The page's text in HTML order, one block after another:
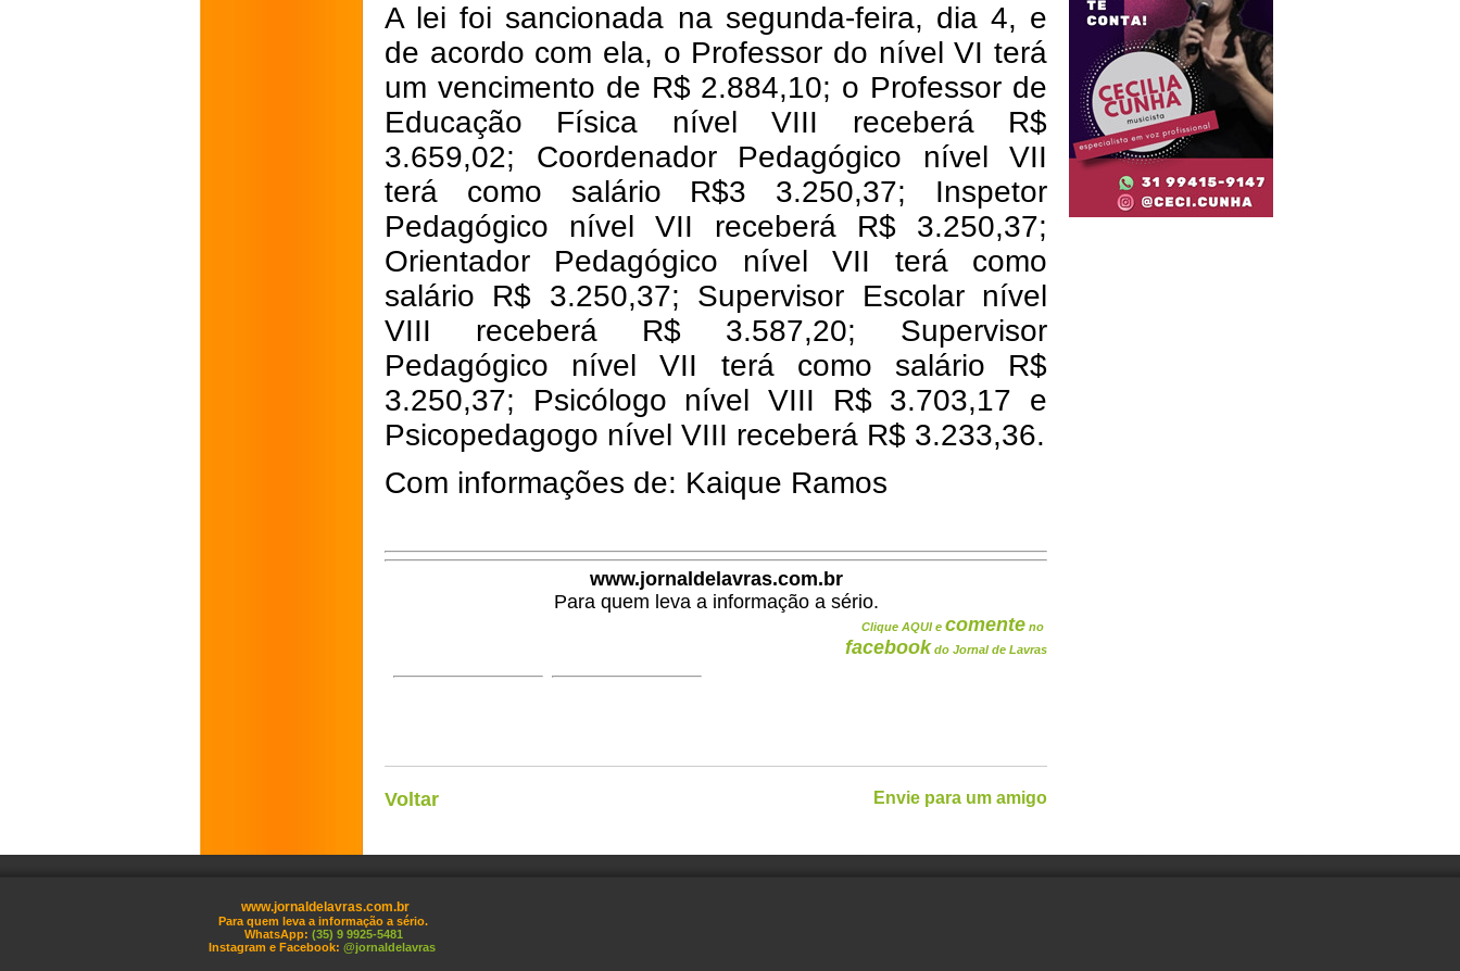
A lei foi sancionada na segunda-feira, dia 4, e
de acordo com ela, o Professor do nível VI terá
um vencimento de R$ 2.884,10; o Professor de
Educação Física nível VIII receberá R$
3.659,02; Coordenador Pedagógico nível VII
terá como salário R$3 3.250,37; Inspetor
Pedagógico nível VII receberá R$ 3.250,37;
Orientador Pedagógico nível VII terá como
salário R$ 3.250,37; Supervisor Escolar nível
VIII receberá R$ 3.587,20; Supervisor
Pedagógico nível VII terá como salário R$
3.250,37; Psicólogo nível VIII R$ 3.703,17 e
Psicopedagogo nível VIII receberá R$ 3.233,36.
Com informações de: Kaique Ramos
www.jornaldelavras.com.br
Para quem leva a informação a sério.
Clique AQUI e comente no
facebook do Jornal de Lavras
Voltar Envie para um amigo
www.jornaldelavras.com.br
Para quem leva a informação a sério.
WhatsApp: (35) 9 9925-5481
Instagram e Facebook: @jornaldelavras